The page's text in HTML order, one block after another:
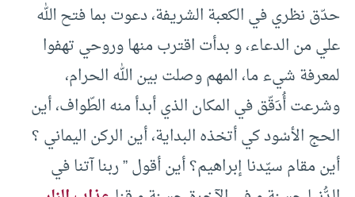
حدّق نظري في الكعبة الشريفة، دعوت بما فتح الله
علي من الدعاء، و بدأت اقترب منها وروحي تهفوا
لمعرفة شيء ما، المهم وصلت بين الله الحرام،
وشرعت أُدَقّق في المكان الذي أبدأ منه الطّواف، أين
الحج الأسْود كي أتخذه البداية، أين الركن اليماني ؟
أين مقام سيّدنا إبراهيم؟ أين أقول ” ربنا آتنا في